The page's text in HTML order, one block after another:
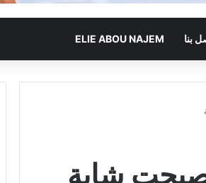
بنا ELIE ABOU NAJEM
شابة